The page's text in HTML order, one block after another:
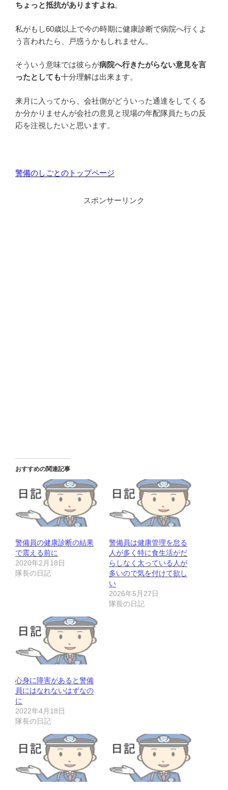
ちょっと抵抗がありますよね。
私がもし60歳以上で今の時期に健康診断で病院へ行くよ
う言われたら、戸惑うかもしれません。
そういう意味では彼らが病院へ行きたがらない意見を言
ったとしても十分理解は出来ます。
来月に入ってから、会社側がどういった通達をしてくる
か分かりませんが会社の意見と現場の年配隊員たちの反
応を注視したいと思います。
警備のしごとのトップページ
スポンサーリンク
おすすめの関連記事
警備員の健康診断の結果
で震える前に
2020年2月18日
隊長の日記
警備員は健康管理を怠る
人が多く特に食生活がだ
らしなく太っている人が
多いので気を付けて欲し
い
2026年5月27日
隊長の日記
心身に障害があると警備
員にはなれないはずなの
に
2022年4月18日
隊長の日記